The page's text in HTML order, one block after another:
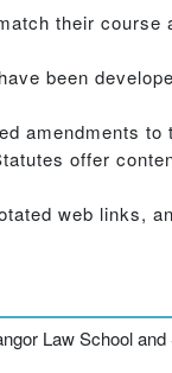
their course
been
amendments to
offer
web links,
Law School